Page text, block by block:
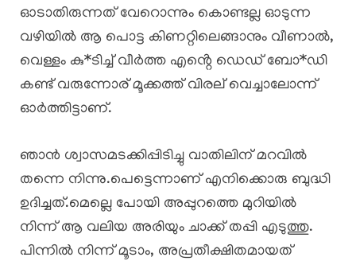
ഓടാതിരുന്നത് വേറൊന്നും കൊണ്ടല്ല ഓടുന്ന
വഴിയിൽ ആ പൊട്ട കിണറ്റിലെങ്ങാനും വീണാൽ,
വെള്ളം കു*ടിച്ച് വീർത്ത എൻ്റെ ഡെഡ് ബോ*ഡി
കണ്ട് വരുന്നോര് മൂക്കത്ത് വിരല് വെച്ചാലോന്ന്
ഓർത്തിട്ടാണ്.
ഞാൻ ശ്വാസമടക്കിപ്പിടിച്ചു വാതിലിന് മറവിൽ
തന്നെ നിന്നു.പെട്ടെന്നാണ് എനിക്കൊരു ബുദ്ധി
ഉദിച്ചത്.മെല്ലെ പോയി അപ്പുറത്തെ മുറിയിൽ
നിന്ന് ആ വലിയ അരിയും ചാക്ക് തപ്പി എടുത്തു.
പിന്നിൽ നിന്ന് മൂടാം, അപ്രതീക്ഷിതമായത്